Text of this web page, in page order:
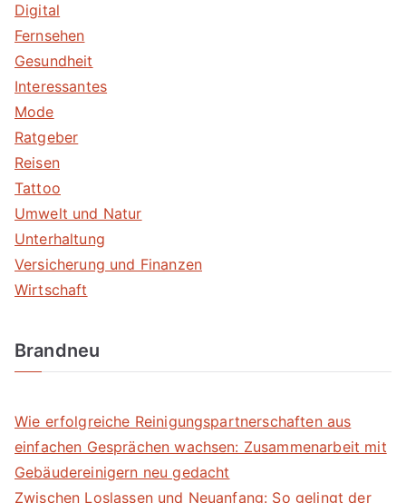
Digital
Fernsehen
Gesundheit
Interessantes
Mode
Ratgeber
Reisen
Tattoo
Umwelt und Natur
Unterhaltung
Versicherung und Finanzen
Wirtschaft
Brandneu
Wie erfolgreiche Reinigungspartnerschaften aus
einfachen Gesprächen wachsen: Zusammenarbeit mit
Gebäudereinigern neu gedacht
Zwischen Loslassen und Neuanfang: So gelingt der